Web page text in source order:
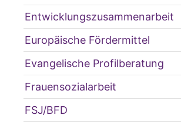
Entwicklungszusammenarbeit
Europäische Fördermittel
Evangelische Profilberatung
Frauensozialarbeit
FSJ/BFD